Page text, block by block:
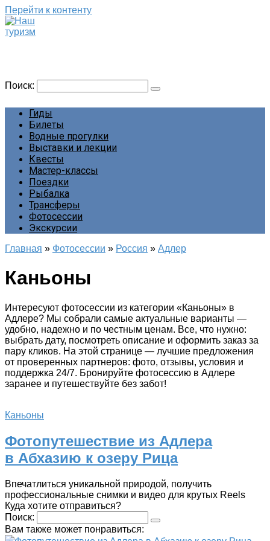
Перейти к контенту
Поиск:
Гиды
Билеты
Водные прогулки
Выставки и лекции
Квесты
Мастер-классы
Поездки
Рыбалка
Трансферы
Фотосессии
Экскурсии
Главная » Фотосессии » Россия » Адлер
Каньоны
Интересуют фотосессии из категории «Каньоны» в
Адлере? Мы собрали самые актуальные варианты —
удобно, надежно и по честным ценам. Все, что нужно:
выбрать дату, посмотреть описание и оформить заказ за
пару кликов. На этой странице — лучшие предложения
от проверенных партнеров: фото, отзывы, условия и
поддержка 24/7. Бронируйте фотосессию в Адлере
заранее и путешествуйте без забот!
Каньоны
Фотопутешествие из Адлера
в Абхазию к озеру Рица
Впечатлиться уникальной природой, получить
профессиональные снимки и видео для крутых Reels
Куда хотите отправиться?
Поиск:
Вам также может понравиться: